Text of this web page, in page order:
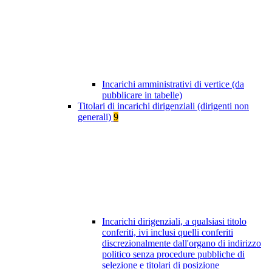
Incarichi amministrativi di vertice (da
pubblicare in tabelle)
Titolari di incarichi dirigenziali (dirigenti non
generali) 9
Incarichi dirigenziali, a qualsiasi titolo
conferiti, ivi inclusi quelli conferiti
discrezionalmente dall'organo di indirizzo
politico senza procedure pubbliche di
selezione e titolari di posizione